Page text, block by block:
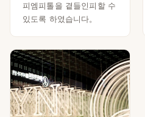
피엠피톨을 곁들인피할 수
있도록 하였습니다。